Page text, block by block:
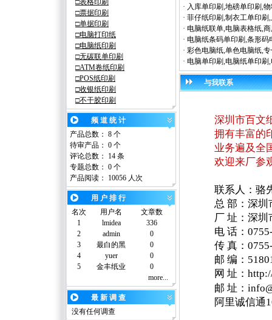
□表格印刷
□票据印刷
□单据印刷
□电脑打印纸
□电脑纸印刷
□无碳联单印刷
□ATM卷纸印刷
□POS纸印刷
□收银纸印刷
□不干胶印刷
频 道 统 计
产品总数： 8 个
待审产品： 0 个
评论总数： 14 条
专题总数： 0 个
产品阅读： 10056 人次
用 户 排 行
名次
用户名
文章数
1
lmidea
336
2
admin
0
3
最白的黑
0
4
yuer
0
5
金丰纸业
0
more...
最 新 调 查
没有任何调查
· 入库单印刷,地磅单印刷,
· 菲仔纸印刷,制衣工单印刷
· 电脑纸联单,电脑表格纸,
· 电脑纸条码单印刷,条形码
· 彩色电脑纸,单色电脑纸,
· 电脑单印刷,电脑纸单印刷
与我联系
深圳市百文纸
拥有丰富的印
业务遍及全国
欢迎来厂参观
联系人：骆先生
总 部 ：深
厂 址：深圳
电 话：
传 真：
邮 编：
网 址：
邮 址 ：
阿里诚信通